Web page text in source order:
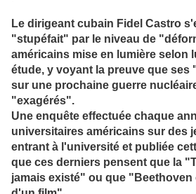
Le dirigeant cubain Fidel Castro
"stupéfait" par le niveau de
américains mise en lumière selon
étude, y voyant la preuve que ses
sur une prochaine guerre
"exagérés".
Une enquête effectuée chaque
universitaires américains sur des
entrant à l'université et publiée
que ces derniers pensent que la
jamais existé" ou que